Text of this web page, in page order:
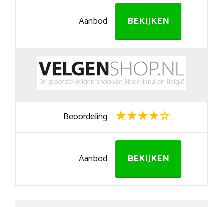
Aanbod BEKIJKEN
Beoordeling
Aanbod BEKIJKEN